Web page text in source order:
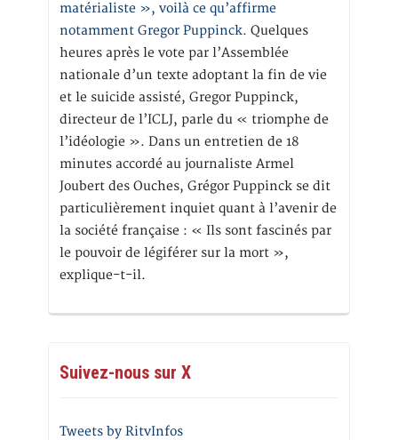
matérialiste », voilà ce qu’affirme
notamment Gregor Puppinck. Quelques
heures après le vote par l’Assemblée
nationale d’un texte adoptant la fin de vie
et le suicide assisté, Gregor Puppinck,
directeur de l’ICLJ, parle du « triomphe de
l’idéologie ». Dans un entretien de 18
minutes accordé au journaliste Armel
Joubert des Ouches, Grégor Puppinck se dit
particulièrement inquiet quant à l’avenir de
la société française : « Ils sont fascinés par
le pouvoir de légiférer sur la mort »,
explique-t-il.
Suivez-nous sur X
Tweets by RitvInfos